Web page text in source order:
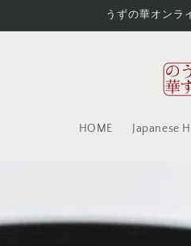
うずの華オン
HOME Japanese